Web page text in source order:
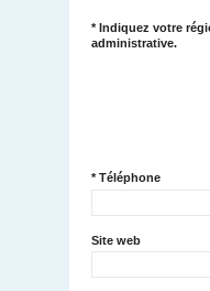
*Indiquez votre
administrative.
*Téléphone
Site web